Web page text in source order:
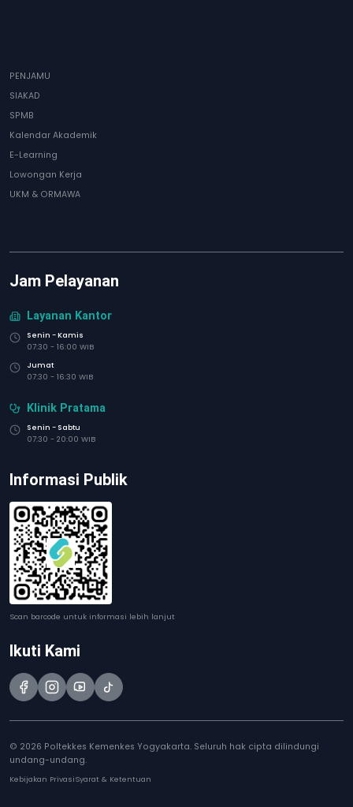
PENJAMU
SIAKAD
SPMB
Kalendar Akademik
E-Learning
Lowongan Kerja
UKM & ORMAWA
Jam Pelayanan
Layanan Kantor
Senin - Kamis
07:30 - 16:00 WIB
Jumat
07:30 - 16:30 WIB
Klinik Pratama
Senin - Sabtu
07:30 - 20:00 WIB
Informasi Publik
Scan barcode untuk informasi lebih lanjut
Ikuti Kami
© 2026 Poltekkes Kemenkes Yogyakarta. Seluruh hak cipta dilindungi
undang-undang.
Kebijakan PrivasiSyarat & Ketentuan